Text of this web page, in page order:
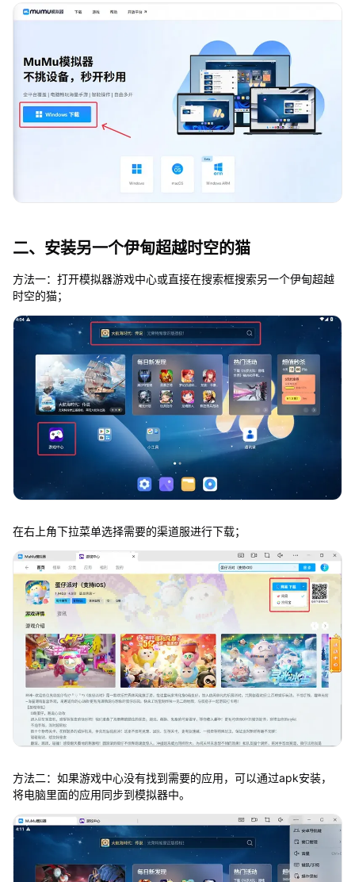
二、安装另一个伊甸超越时空的猫
方法一：打开模拟器游戏中心或直接在搜索框搜索另一个伊甸超越
时空的猫；
在右上角下拉菜单选择需要的渠道服进行下载；
方法二：如果游戏中心没有找到需要的应用，可以通过apk安装，
将电脑里面的应用同步到模拟器中。